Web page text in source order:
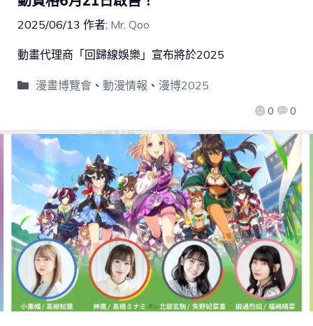
2025/06/13 作者: Mr. Qoo
0 0
動畫代理商「回歸線娛樂」宣布將於2025
漫畫博覽會、 動漫情報 、 漫博2025